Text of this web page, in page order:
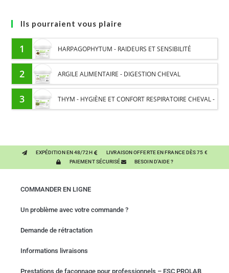
Ils pourraient vous plaire
1 HARPAGOPHYTUM - RAIDEURS ET SENSIBILITÉ
ARTICULAIRE CHEVAL - PLANTE PURE
2 ARGILE ALIMENTAIRE - DIGESTION CHEVAL
3 THYM - HYGIÈNE ET CONFORT RESPIRATOIRE CHEVAL -
EXPÉDITION EN 48/72H
LIVRAISON OFFERTE EN FRANCE DÈS 75 €
PAIEMENT SÉCURISÉ
BESOIN D'AIDE ?
COMMANDER EN LIGNE
Un problème avec votre commande ?
Demande de rétractation
Informations livraisons
Prestations de façonnage pour professionnels – ESC PROLAB